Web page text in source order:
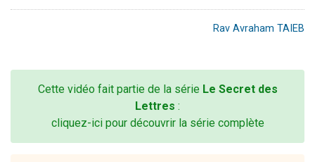
Rav Avraham TAIEB
Cette vidéo fait partie de la série Le Secret des
Lettres :
cliquez-ici pour découvrir la série complète